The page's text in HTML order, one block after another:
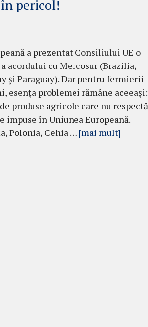
pericol!
a prezentat Consiliului UE o
acordului cu Mercosur (Brazilia,
și Paraguay). Dar pentru fermierii
esența problemei rămâne aceeași:
produse agricole care nu respectă
impuse în Uniunea Europeană.
Polonia, Cehia … [mai mult]